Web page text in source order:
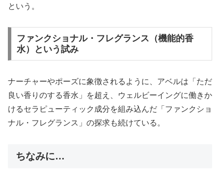
という。
ファンクショナル・フレグランス（機能的香
水）という試み
ナーチャーやポーズに象徴されるように、アベルは「ただ
良い香りのする香水」を超え、ウェルビーイングに働きか
けるセラピューティック成分を組み込んだ「ファンクショ
ナル・フレグランス」の探求も続けている。
ちなみに…